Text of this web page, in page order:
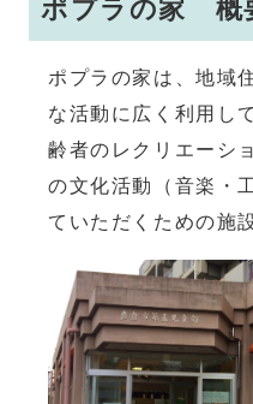
ポプラの家 概
ポプラの家は、地域
な活動に広く利用し
齢者のレクリエーシ
の文化活動（音楽・
ていただくための施